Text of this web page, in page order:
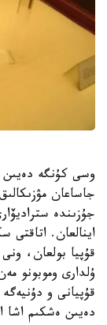
وسى كۇنگە دەيىن
جۇزىندە
اينالعان. اتاقتى
قۇپيا بولعان،
ۇلدارى وموبونو
قۇپيانى و
دەيىن ەشكىم اشا